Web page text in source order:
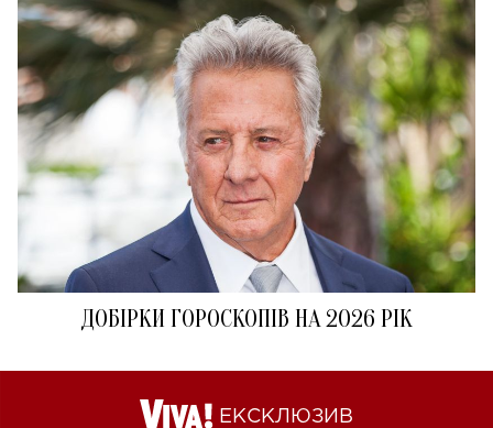
ДОБІРКИ ГОРОСКОПІВ НА 2026 РІК
ЕКСКЛЮЗИВ